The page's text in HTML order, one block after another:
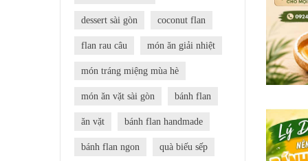
dessert sài gòn coconut flan
flan rau câu món ăn giải nhiệt
món tráng miệng mùa hè
món ăn vặt sài gòn bánh flan
ăn vặt bánh flan handmade
bánh flan ngon quà biếu sếp